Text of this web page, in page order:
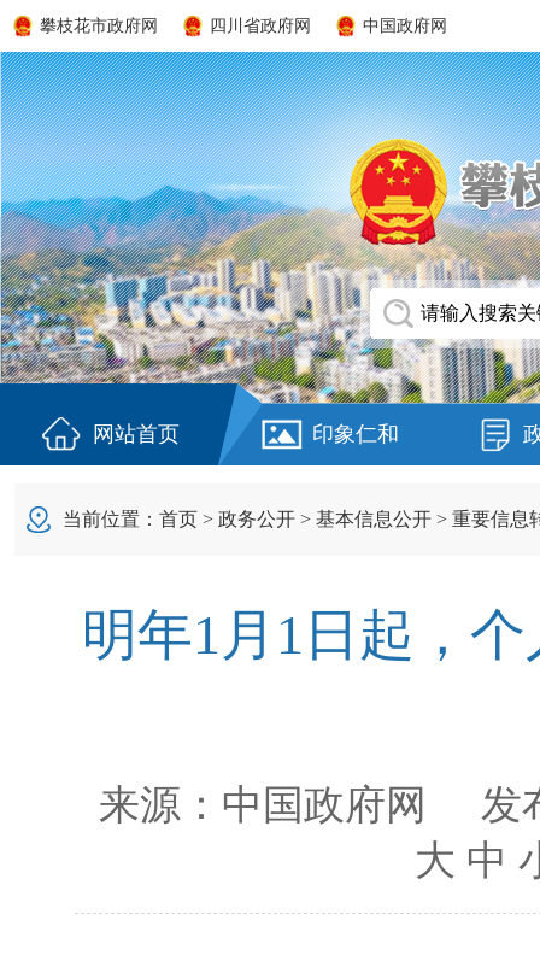
攀枝花市政府网 四川省政府网 中国政府网
网站首页 印象仁和
当前位置： 首页 > 政务公开 > 基本信息公开 > 重要信息
明年1月1日起，
来源： 中国政府网
发
大 中